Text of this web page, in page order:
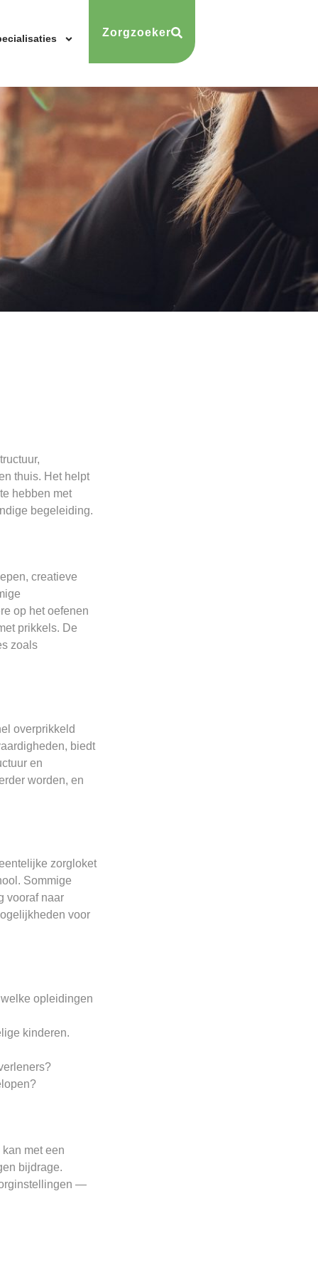
Zorgzoeker
thuis. Het helpt
hebben met
begeleiding.
creatieve
op het oefenen
prikkels. De
zoals
overprikkeld
biedt
en
worden, en
zorgloket
Sommige
vooraf naar
voor
opleidingen
kinderen.
met een
bijdrage.
—